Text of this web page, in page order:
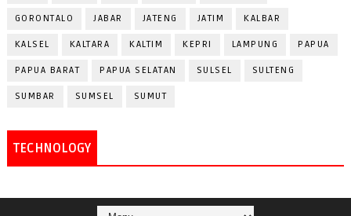
GORONTALO JABAR JATENG JATIM KALBAR
KALSEL KALTARA KALTIM KEPRI LAMPUNG PAPUA
PAPUA BARAT PAPUA SELATAN SULSEL SULTENG
SUMBAR SUMSEL SUMUT
TECHNOLOGY